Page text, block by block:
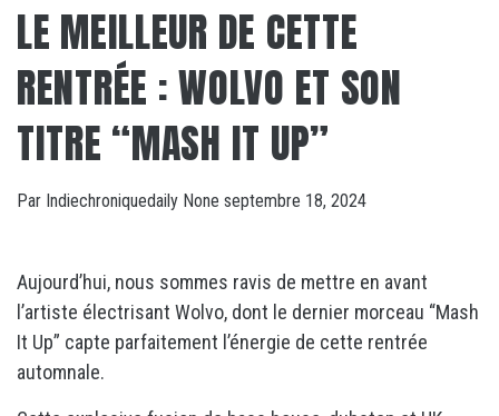
LE MEILLEUR DE CETTE
RENTRÉE : WOLVO ET SON
TITRE “MASH IT UP”
Par Indiechroniquedaily None septembre 18, 2024
Aujourd’hui, nous sommes ravis de mettre en avant
l’artiste électrisant Wolvo, dont le dernier morceau “Mash
It Up” capte parfaitement l’énergie de cette rentrée
automnale.